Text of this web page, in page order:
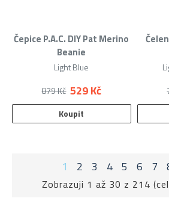
Čepice P.A.C. DIY Pat Merino
Beanie
Light Blue
529 Kč
879 Kč
Koupit
1 2 3 4 5 6 7
Zobrazuji 1 až 30 z 214